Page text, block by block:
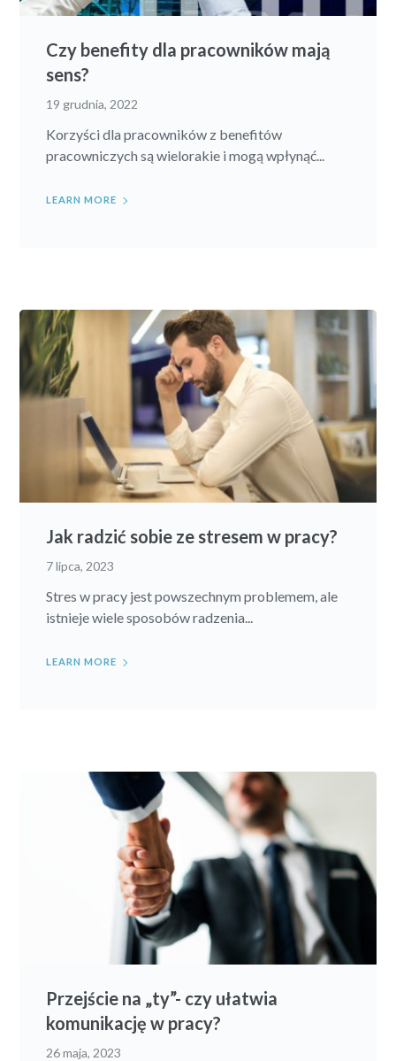
Czy benefity dla pracowników mają
sens?
19 grudnia, 2022
Korzyści dla pracowników z benefitów
pracowniczych są wielorakie i mogą wpłynąć...
LEARN MORE
Jak radzić sobie ze stresem w pracy?
7 lipca, 2023
Stres w pracy jest powszechnym problemem, ale
istnieje wiele sposobów radzenia...
LEARN MORE
Przejście na „ty”- czy ułatwia
komunikację w pracy?
26 maja, 2023